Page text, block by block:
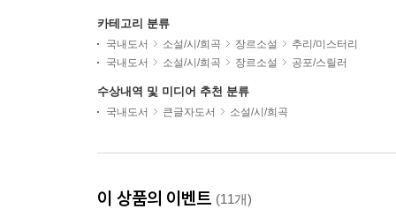
카테고리 분류
국내도서 소설/시/희곡 장르소설
추리/미스터리
국내도서
소설/시/희곡 장르소설 공포/스릴러
수상내역 및 미디어 추천 분류
국내도서 큰글자도서 소설/시/희곡
이 상품의 이벤트 (11개)